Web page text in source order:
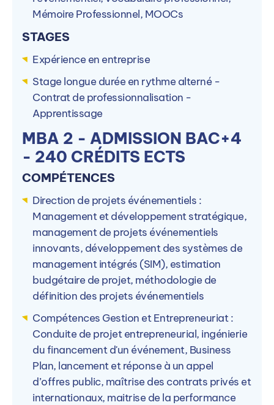
Mémoire Professionnel, MOOCs
STAGES
Expérience en entreprise
Stage longue durée en rythme alterné -
Contrat de professionnalisation -
Apprentissage
MBA 2 - ADMISSION BAC+4
- 240 CRÉDITS ECTS
COMPÉTENCES
Direction de projets événementiels :
Management et développement stratégique,
management de projets événementiels
innovants, développement des systèmes de
management intégrés (SIM), estimation
budgétaire de projet, méthodologie de
définition des projets événementiels
Compétences Gestion et Entrepreneuriat :
Conduite de projet entrepreneurial, ingénierie
du financement d'un événement, Business
Plan, lancement et réponse à un appel
d’offres public, maîtrise des contrats privés et
internationaux, maitrise de la performance